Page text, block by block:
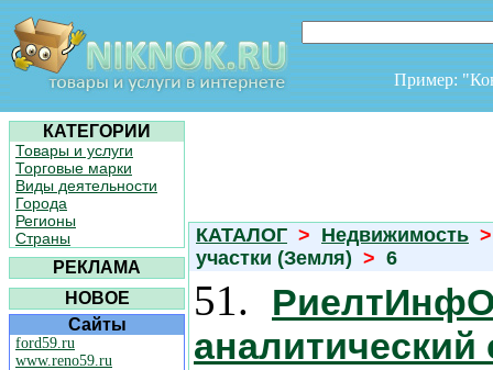
Пример:
КАТЕГОРИИ
Товары и услуги
Торговые марки
Виды деятельности
Города
Регионы
Страны
РЕКЛАМА
НОВОЕ
Сайты
ford59.ru
www.reno59.ru
КАТАЛОГ > Недвижимость >
участки (Земля) > 6
51.